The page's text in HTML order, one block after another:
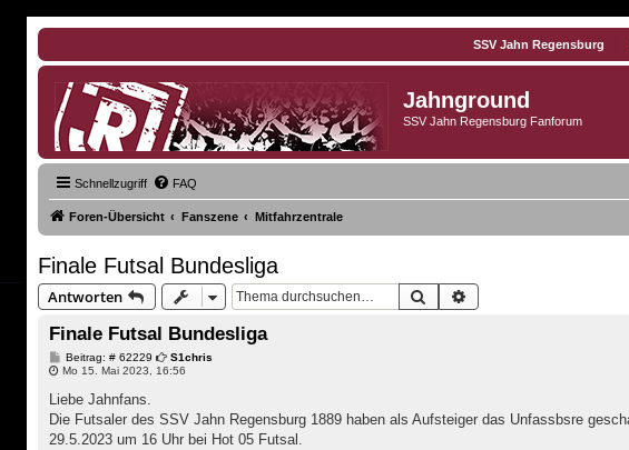
SSV Jahn Regensburg
Jahnground
SSV Jahn Regensburg Fanforum
Schnellzugriff FAQ
Foren-Übersicht Fanszene Mitfahrzentrale
Finale Futsal Bundesliga
Antworten Suche
Finale Futsal Bundesliga
Beitrag: # 62229 B
e
a
g
S1chris
Mo 15. Mai 2023, 16:56
Liebe Jahnfans.
Die Futsaler des SSV Jahn Regensburg 1889 haben als Aufsteiger das Unfassbsre
29.5.2023 um 16 Uhr bei Hot 05 Futsal.